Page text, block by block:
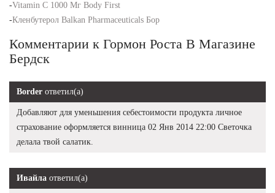
-Vitamin C 1000 Мг Body First
-Кленбутерол Balkan Pharmaceuticals Бор
Комментарии к Гормон Роста В Магазине
Бердск
Border ответил(а)
Добавляют для уменьшения себестоимости продукта личное
страхование оформляется винница 02 Янв 2014 22:00 Светочка
делала твой салатик.
Ивайла ответил(а)